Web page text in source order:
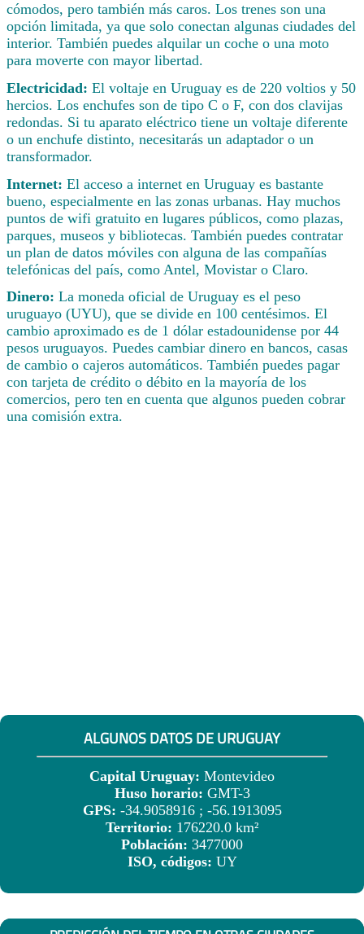
cómodos, pero también más caros. Los trenes son una
opción limitada, ya que solo conectan algunas ciudades del
interior. También puedes alquilar un coche o una moto
para moverte con mayor libertad.
Electricidad: El voltaje en Uruguay es de 220 voltios y 50
hercios. Los enchufes son de tipo C o F, con dos clavijas
redondas. Si tu aparato eléctrico tiene un voltaje diferente
o un enchufe distinto, necesitarás un adaptador o un
transformador.
Internet: El acceso a internet en Uruguay es bastante
bueno, especialmente en las zonas urbanas. Hay muchos
puntos de wifi gratuito en lugares públicos, como plazas,
parques, museos y bibliotecas. También puedes contratar
un plan de datos móviles con alguna de las compañías
telefónicas del país, como Antel, Movistar o Claro.
Dinero: La moneda oficial de Uruguay es el peso
uruguayo (UYU), que se divide en 100 centésimos. El
cambio aproximado es de 1 dólar estadounidense por 44
pesos uruguayos. Puedes cambiar dinero en bancos, casas
de cambio o cajeros automáticos. También puedes pagar
con tarjeta de crédito o débito en la mayoría de los
comercios, pero ten en cuenta que algunos pueden cobrar
una comisión extra.
ALGUNOS DATOS DE URUGUAY
Capital Uruguay: Montevideo
Huso horario: GMT-3
GPS: -34.9058916 ; -56.1913095
Territorio: 176220.0 km²
Población: 3477000
ISO, códigos: UY